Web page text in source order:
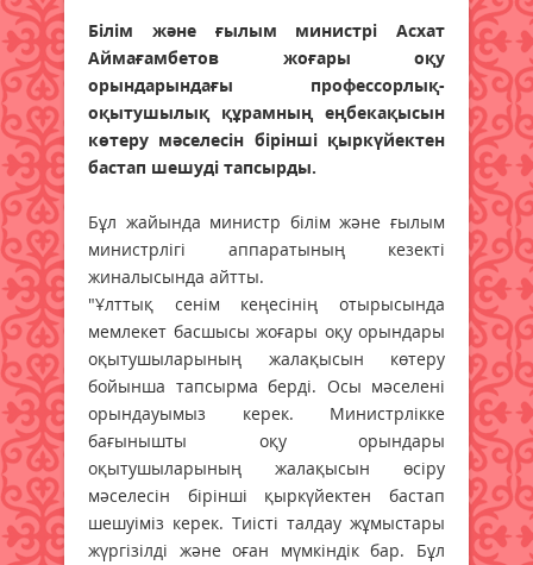
Білім және ғылым министрі Асхат
Аймағамбетов жоғары оқу
орындарындағы профессорлық-
оқытушылық құрамның еңбекақысын
көтеру мәселесін бірінші қыркүйектен
бастап шешуді тапсырды.
Бұл жайында министр білім және ғылым
министрлігі аппаратының кезекті
жиналысында айтты.
"Ұлттық сенім кеңесінің отырысында
мемлекет басшысы жоғары оқу орындары
оқытушыларының жалақысын көтеру
бойынша тапсырма берді. Осы мәселені
орындауымыз керек. Министрлікке
бағынышты оқу орындары
оқытушыларының жалақысын өсіру
мәселесін бірінші қыркүйектен бастап
шешуіміз керек. Тиісті талдау жұмыстары
жүргізілді және оған мүмкіндік бар. Бұл